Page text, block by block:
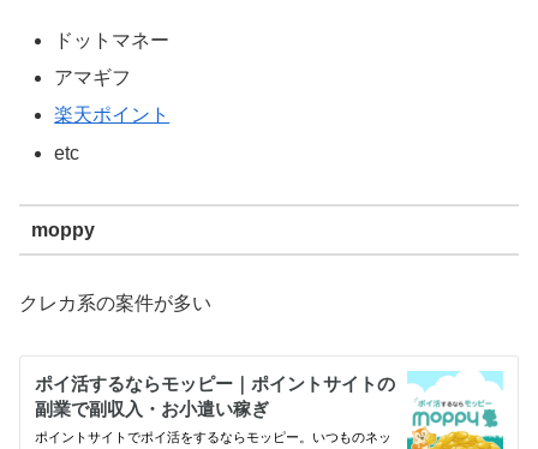
ドットマネー
アマギフ
楽天ポイント
etc
moppy
クレカ系の案件が多い